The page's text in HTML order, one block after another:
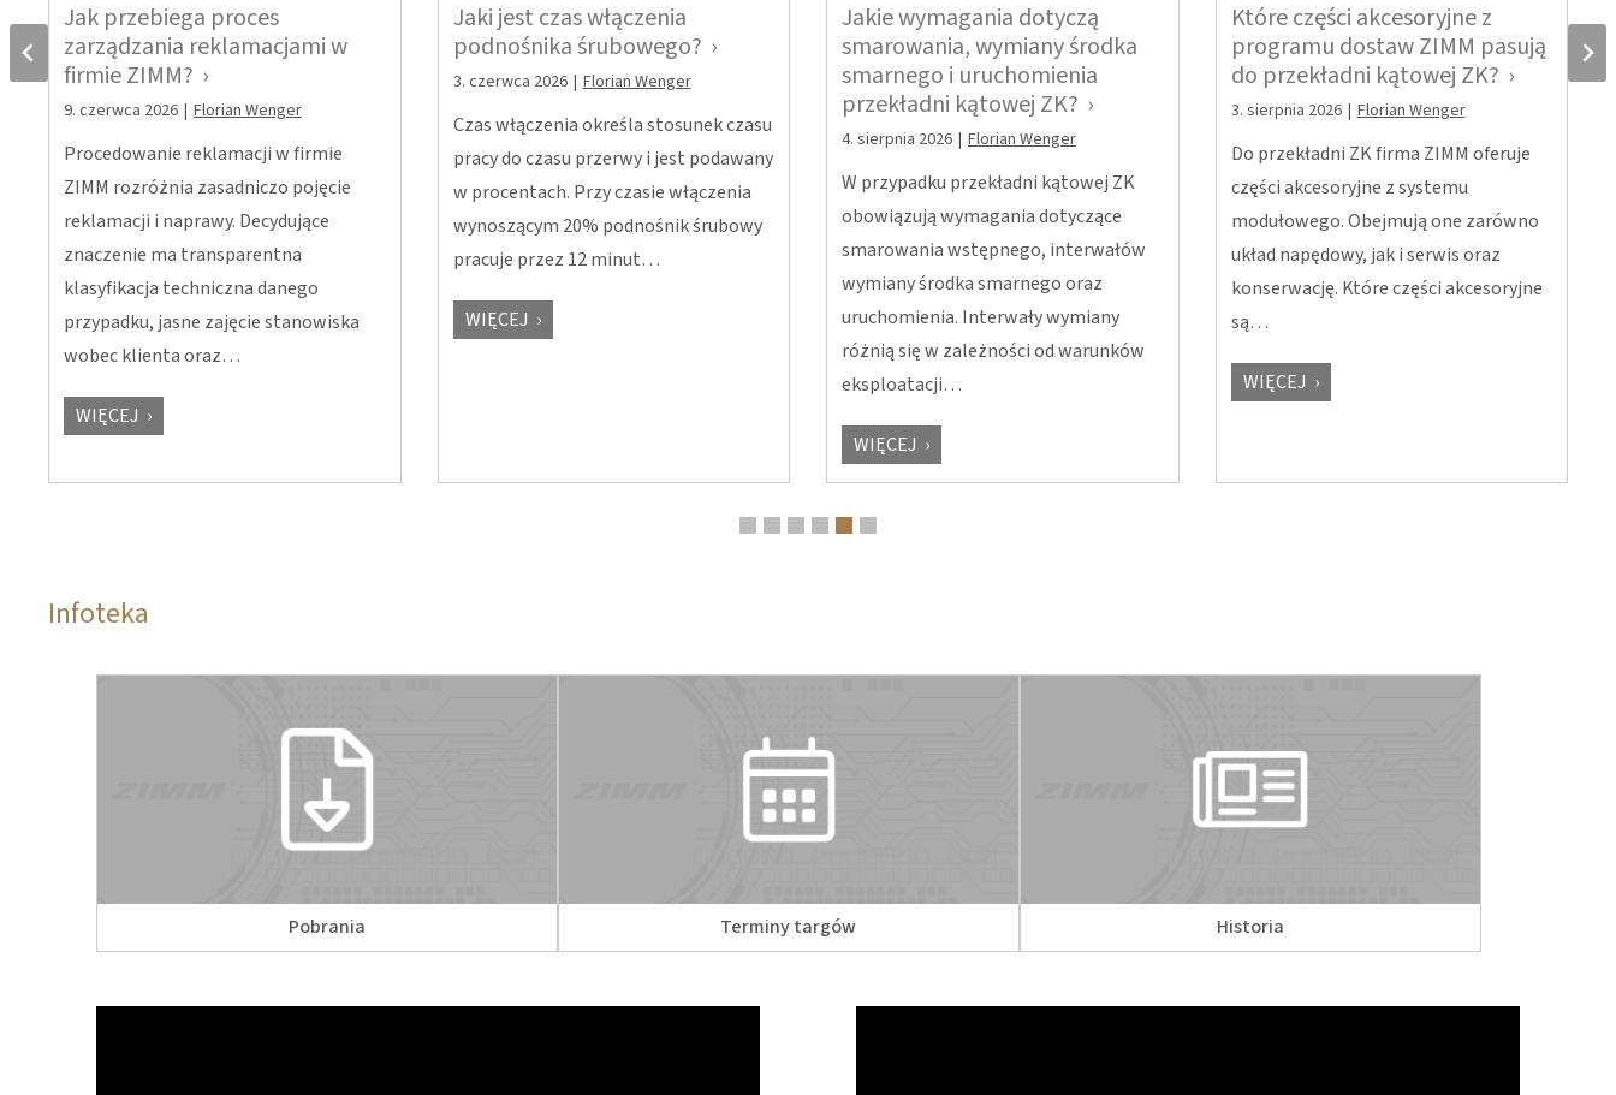
Jak przebiega proces
zarządzania reklamacjami w
firmie ZIMM?
9. czerwca 2026 | Florian Wenger
Procedowanie reklamacji w firmie
ZIMM rozróżnia zasadniczo pojęcie
reklamacji i naprawy. Decydujące
znaczenie ma transparentna
klasyfikacja techniczna danego
przypadku, jasne zajęcie stanowiska
wobec klienta oraz…
WIĘCEJ
Jaki jest czas włączenia
podnośnika śrubowego?
3. czerwca 2026 | Florian Wenger
Czas włączenia określa stosunek czasu
pracy do czasu przerwy i jest podawany
w procentach. Przy czasie włączenia
wynoszącym 20% podnośnik śrubowy
pracuje przez 12 minut…
WIĘCEJ
Jakie wymagania dotyczą
smarowania, wymiany środka
smarnego i uruchomienia
przekładni kątowej ZK?
4. sierpnia 2026 | Florian Wenger
W przypadku przekładni kątowej ZK
obowiązują wymagania dotyczące
smarowania wstępnego, interwałów
wymiany środka smarnego oraz
uruchomienia. Interwały wymiany
różnią się w zależności od warunków
eksploatacji…
WIĘCEJ
Które części akcesoryjne z
programu dostaw ZIMM pasują
do przekładni kątowej ZK?
3. sierpnia 2026 | Florian Wenger
Do przekładni ZK firma ZIMM oferuje
części akcesoryjne z systemu
modułowego. Obejmują one zarówno
układ napędowy, jak i serwis oraz
konserwację. Które części akcesoryjne
są…
WIĘCEJ
Infoteka
Pobrania Terminy targów Historia